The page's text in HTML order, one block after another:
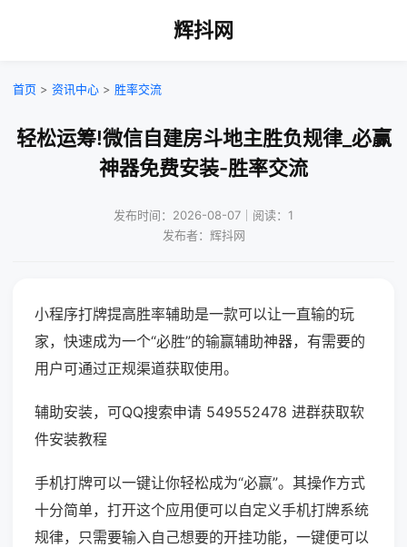
辉抖网
首页 > 资讯中心 > 胜率交流
轻松运筹!微信自建房斗地主胜负规律_必赢
神器免费安装-胜率交流
发布时间：2026-08-07｜阅读：1
发布者：辉抖网
小程序打牌提高胜率辅助是一款可以让一直输的玩
家，快速成为一个“必胜”的输赢辅助神器，有需要的
用户可通过正规渠道获取使用。
辅助安装，可QQ搜索申请 549552478 进群获取软
件安装教程
手机打牌可以一键让你轻松成为“必赢”。其操作方式
十分简单，打开这个应用便可以自定义手机打牌系统
规律，只需要输入自己想要的开挂功能，一键便可以